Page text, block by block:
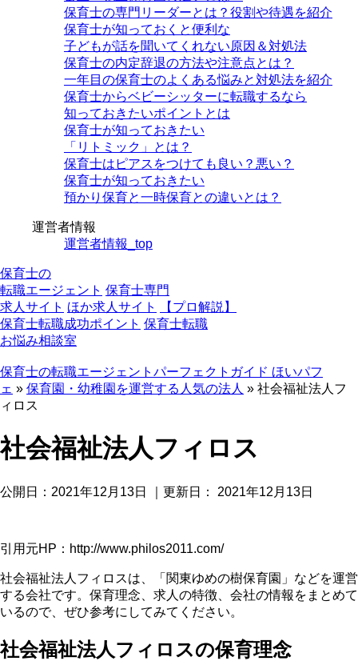
保育士の専門リーダーとは？役割や待遇を紹介
保育士が知っておくと便利な
子どもが話を聞いてくれない原因＆対処法
保育士の内定辞退の方法や注意点とは？
一年目の保育士のよくある悩みと対処法を紹介
保育士からベビーシッターに転職するなら
知っておきたいポイントとは
保育士が知っておきたい
「リトミック」とは？
保育士はピアスをつけても良い？悪い？
保育士が知っておきたい
預かり保育と一時保育との違いとは？
運営者情報
運営者情報_top
保育士の
転職エージェント 保育士専門
求人サイト ほか求人サイト
【プロ解説】
保育士転職成功ポイント 保育士転職
お悩み相談室
保育士の転職エージェントパーフェクトガイド ほいパフ
ェ » 保育園・幼稚園を運営する人気の法人 » 社会福祉法人フ
ィロス
社会福祉法人フィロス
公開日： 2021年12月13日 ｜更新日： 2021年12月13日
引用元HP：http://www.philos2011.com/
社会福祉法人フィロスは、「関東ゆめの樹保育園」などを運営
する会社です。保育理念、求人の特徴、会社の情報をまとめて
いるので、ぜひ参考にしてみてください。
社会福祉法人フィロスの保育理念